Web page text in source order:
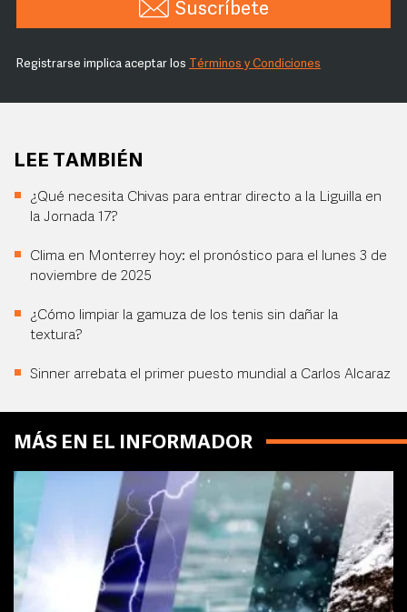
Suscríbete
Registrarse implica aceptar los Términos y Condiciones
LEE TAMBIÉN
¿Qué necesita Chivas para entrar directo a la Liguilla en
la Jornada 17?
Clima en Monterrey hoy: el pronóstico para el lunes 3 de
noviembre de 2025
¿Cómo limpiar la gamuza de los tenis sin dañar la
textura?
Sinner arrebata el primer puesto mundial a Carlos Alcaraz
MÁS EN EL INFORMADOR